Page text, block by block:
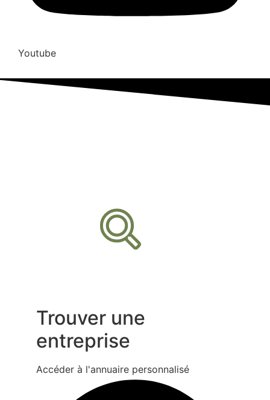
Youtube
Trouver une
entreprise
Accéder à l'annuaire personnalisé